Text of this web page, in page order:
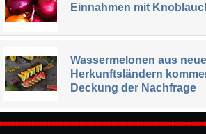
Einnahmen mit
Wassermelonen aus
Herkunftsländern
Deckung der Nachfrage